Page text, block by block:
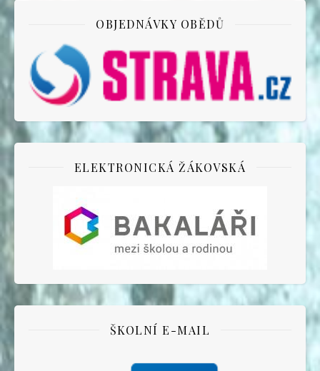
OBJEDNÁVKY OBĚDŮ
ELEKTRONICKÁ ŽÁKOVSKÁ
ŠKOLNÍ E-MAIL